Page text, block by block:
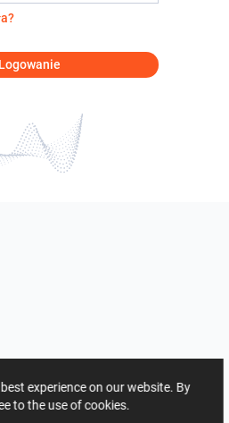
Logowanie
experience on our website. By
to the use of cookies.